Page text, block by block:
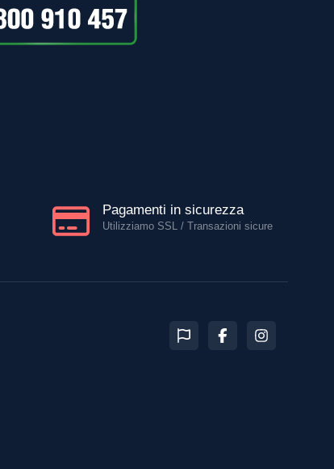
Pagamenti in sicurezza
Utilizziamo SSL / Transazioni sicure